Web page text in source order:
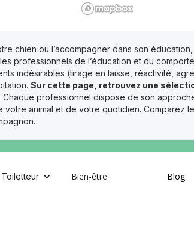
chien ou l’accompagner dans son éducation,
professionnels de l’éducation et du
indésirables (tirage en laisse, réactivité,
Sur cette page, retrouvez une
professionnel dispose de son
animal et de votre quotidien. Comparez
CGU Ajouter votre établissement
Toiletteur Bien-être Blog